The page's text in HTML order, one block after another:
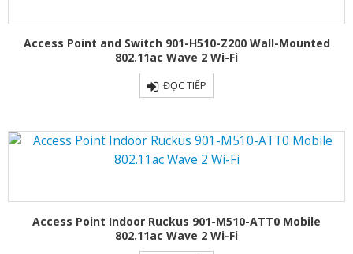
Access Point and Switch 901-H510-Z200 Wall-Mounted
802.11ac Wave 2 Wi-Fi
ĐỌC TIẾP
Access Point Indoor Ruckus 901-M510-ATT0 Mobile
802.11ac Wave 2 Wi-Fi